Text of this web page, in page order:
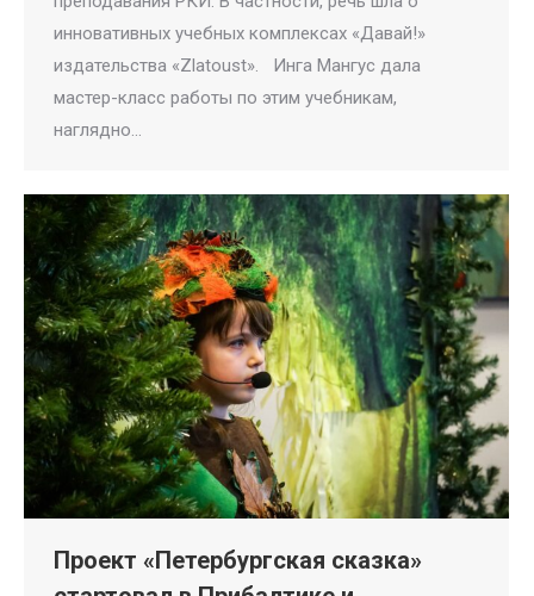
инновативных учебных комплексах «Давай!»
издательства «Zlatoust». Инга Мангус дала
мастер-класс работы по этим учебникам,
наглядно…
Проект «Петербургская сказка»